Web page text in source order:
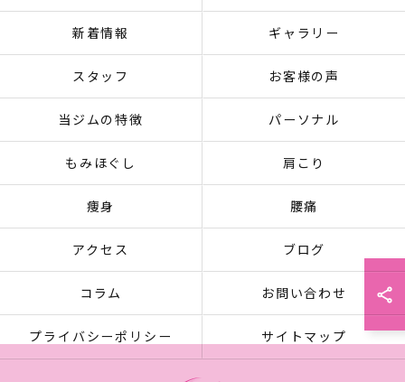
新着情報 ギャラリー
スタッフ お客様の声
当ジムの特徴 パーソナル
もみほぐし 肩こり
痩身 腰痛
アクセス ブログ
コラム お問い合わせ
プライバシーポリシー サイトマップ